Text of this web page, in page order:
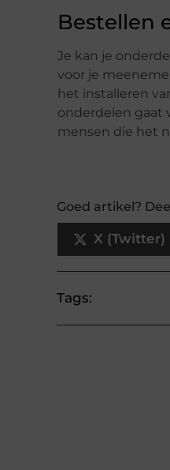
Bestellen
Je kan je
voor je
het installeren
onderdelen gaat
mensen die het
Goed artikel?
X (Twitter)
Tags: